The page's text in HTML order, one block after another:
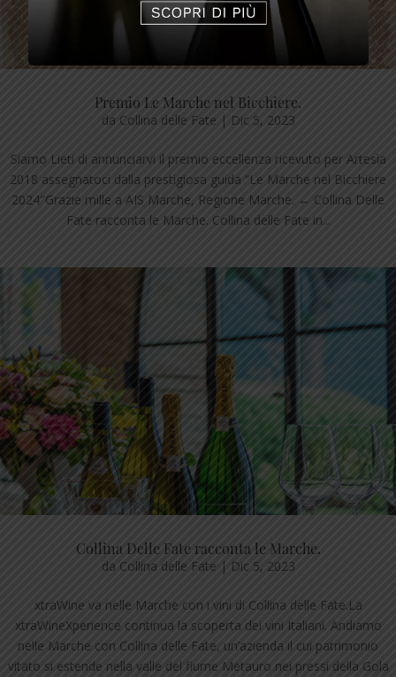
Premio Le Marche nel Bicchiere.
da Collina delle Fate | Dic 5, 2023
Siamo Lieti di annunciarvi il premio eccellenza ricevuto per Artesìa
2018 assegnatoci dalla prestigiosa guida “Le Marche nel Bicchiere
2024″Grazie mille a AIS Marche, Regione Marche. ← Collina Delle
Fate racconta le Marche. Collina delle Fate in...
Collina Delle Fate racconta le Marche.
da Collina delle Fate | Dic 5, 2023
xtraWine va nelle Marche con i vini di Collina delle Fate.La
xtraWineXperience continua la scoperta dei vini Italiani. Andiamo
nelle Marche con Collina delle Fate, un’azienda il cui patrimonio
vitato si estende nella valle del fiume Metauro nei pressi della Gola